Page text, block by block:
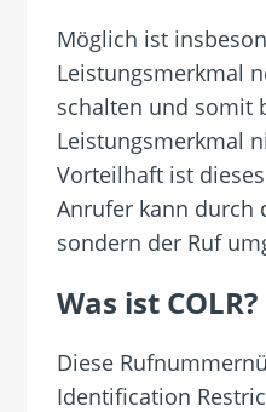
Möglich ist
Leistungsmerkmal
schalten und somit
Leistungsmerkmal
Vorteilhaft ist
Anrufer kann durch
sondern der Ruf
Was ist COLR?
Diese
Identification